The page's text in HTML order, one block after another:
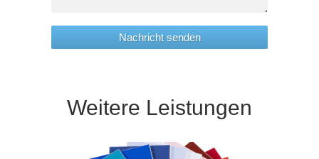
Nachricht senden
Weitere Leistungen